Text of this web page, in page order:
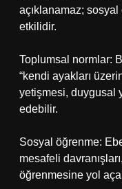
açıklanamaz;
etkilidir.
Toplumsal normlar:
“kendi ayakları
yetişmesi, duygusal
edebilir.
Sosyal öğrenme:
mesafeli
öğrenmesine yol